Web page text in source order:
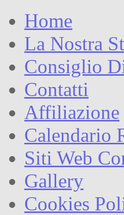
Home
La Nostra
Consiglio
Contatti
Affiliazione
Calendario
Siti Web
Gallery
Cookies